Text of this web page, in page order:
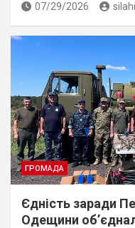
07/29/2026
ГРОМАДА
Єдність заради
Одещини